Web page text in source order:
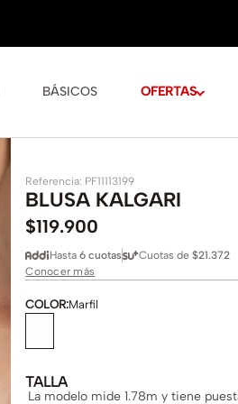
BÁSICOS OFERTAS
Referencia: PF11113199
BLUSA KALGARI
$119.900
Hasta6 cuotas Cuotas de$21.372
Conocer más
COLOR:Marfil
TALLA
La modelo mide 1.78m y tiene